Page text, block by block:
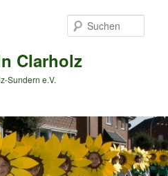
Clarholz
Sundern e.V.